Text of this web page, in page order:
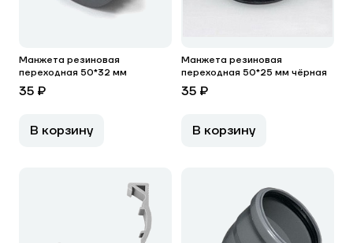
Манжета резиновая
переходная 50*32 мм
35 ₽
В корзину
Манжета резиновая
переходная 50*25 мм чёрная
35 ₽
В корзину